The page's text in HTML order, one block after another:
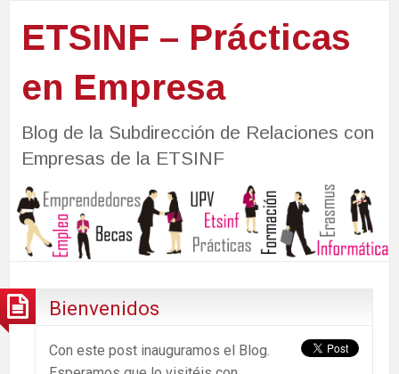
ETSINF – Prácticas
en Empresa
Blog de la Subdirección de Relaciones con
Empresas de la ETSINF
Bienvenidos
Con este post inauguramos el Blog.